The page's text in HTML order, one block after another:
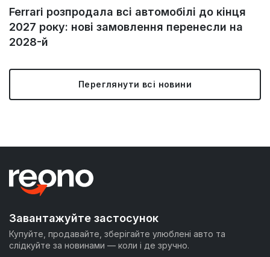
Ferrari розпродала всі автомобілі до кінця
2027 року: нові замовлення перенесли на
2028-й
Переглянути всі новини
Завантажуйте застосунок
Купуйте, продавайте, зберігайте улюблені авто та
слідкуйте за новинами — коли і де зручно.